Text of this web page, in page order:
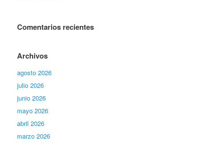
Comentarios recientes
Archivos
agosto 2026
julio 2026
junio 2026
mayo 2026
abril 2026
marzo 2026